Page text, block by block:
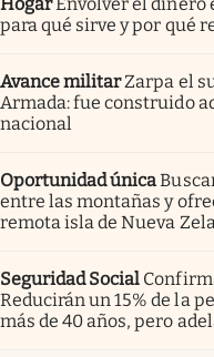
para qué sirve y por qué
Avance militarZarpa el
Armada: fue construido
nacional
Oportunidad única
entre las montañas y
remota isla de Nueva
Seguridad Social
Reducirán un 15% de la
más de 40 años, pero